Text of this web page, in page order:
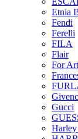
Etnia
Fendi
Ferelli
FILA
Flair
For
Gucci